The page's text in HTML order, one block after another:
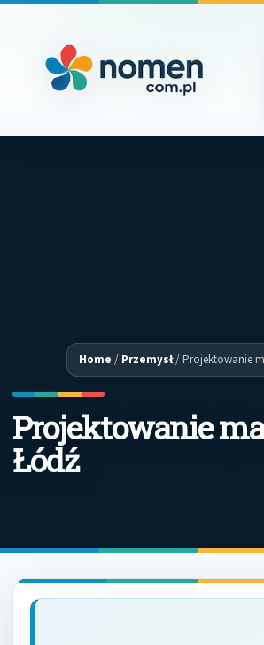
Home / Przemysł/Projektowanie
Projektowanie
Łódź